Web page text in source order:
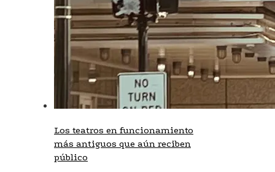
Los teatros en funcionamiento
más antiguos que aún reciben
público